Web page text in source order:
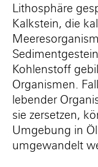
Lithosphäre
Kalkstein, die
Kohlenstoff
Organismen.
lebender
sie zersetzen,
Umgebung in
umgewandelt